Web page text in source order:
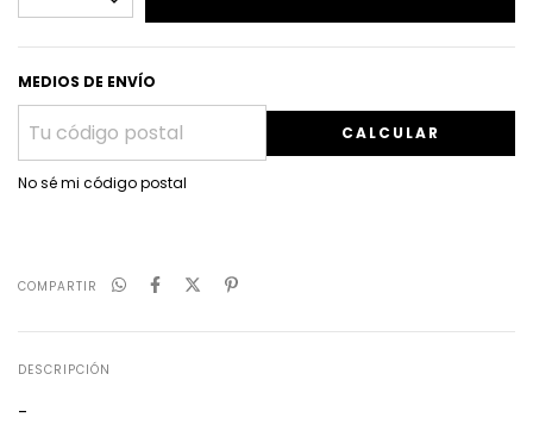
MEDIOS DE ENVÍO
CALCULAR
No sé mi código postal
COMPARTIR
DESCRIPCIÓN
-